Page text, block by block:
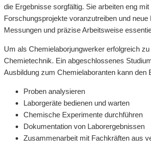
die Ergebnisse sorgfältig. Sie arbeiten eng
Forschungsprojekte voranzutreiben und
Messungen und präzise Arbeitsweise
Um als Chemielaborjungwerker erfolgreich
Chemietechnik. Ein abgeschlossenes
Ausbildung zum Chemielaboranten kann den
Proben analysieren
Laborgeräte bedienen und warten
Chemische Experimente durchführen
Dokumentation von Laborergebnissen
Zusammenarbeit mit Fachkräften aus